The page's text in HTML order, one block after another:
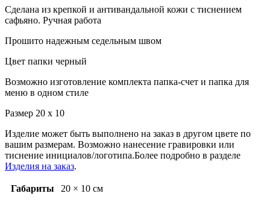
Сделана из крепкой и антивандальной кожи с тиснением
сафьяно. Ручная работа
Прошито надежным седельным швом
Цвет папки черный
Возможно изготовление комплекта папка-счет и папка для
меню в одном стиле
Размер 20 х 10
Изделие может быть выполнено на заказ в другом цвете по
вашим размерам. Возможно нанесение гравировки или
тиснение инициалов/логотипа.Более подробно в разделе
Изделия на заказ.
Габариты 20 × 10 см